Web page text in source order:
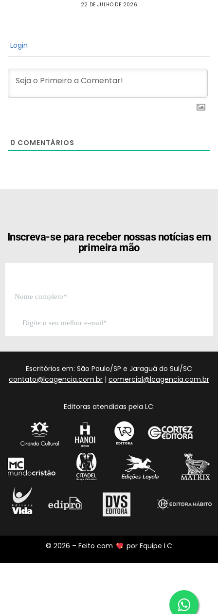
22 DE JULHO DE 2026
Login
0 COMENTÁRIOS
Inscreva-se para receber nossas notícias em
primeira mão
Escritórios em: São Paulo/SP e Jaraguá do Sul/SC
contato@lcagencia.com.br | comercial@lcagencia.com.br
Editoras atendidas pela LC:
© 2026 – Feito com por Equipe LC